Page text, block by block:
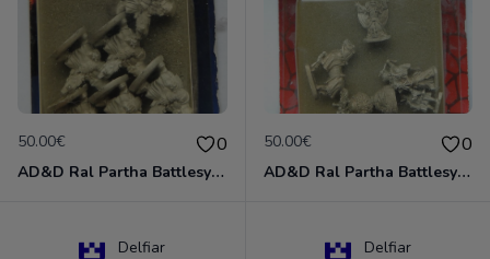
50.00€ 0
AD&D Ral Partha Battlesystem Miniatures Pack Iron Lord Dwarf Crossbowmen 11-854
50.00€ 0
AD&D Ral Partha Battlesystem Villains/Forgotten Realms 11-955 Miniatures
Delfiar Delfiar